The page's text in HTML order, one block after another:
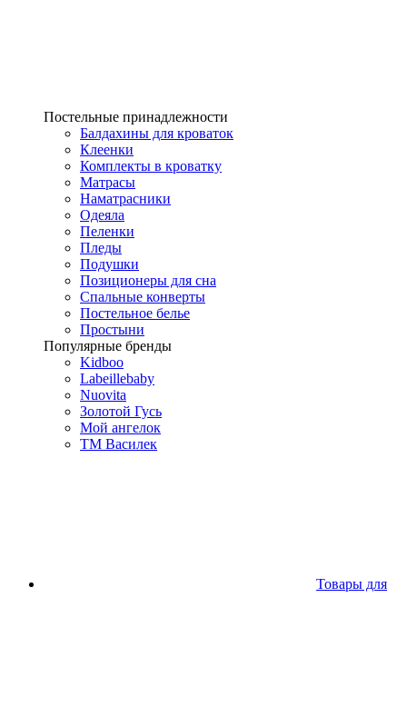
Постельные принадлежности
Балдахины для кроваток
Клеенки
Комплекты в кроватку
Матрасы
Наматрасники
Одеяла
Пеленки
Пледы
Подушки
Позиционеры для сна
Спальные конверты
Постельное белье
Простыни
Популярные бренды
Kidboo
Labeillebaby
Nuovita
Золотой Гусь
Мой ангелок
ТМ Василек
Товары для